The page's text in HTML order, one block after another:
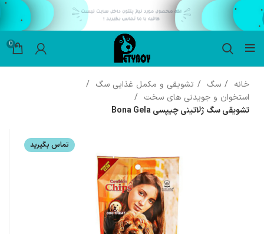
0
خانه سگ
تشویقی و مکمل غذایی سگ
استخوان و جویدنی های سخت
تشویقی سگ ژلاتینی چیپسی Bona Gela
تماس بگیرید